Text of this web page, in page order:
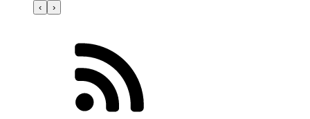
‹ ›